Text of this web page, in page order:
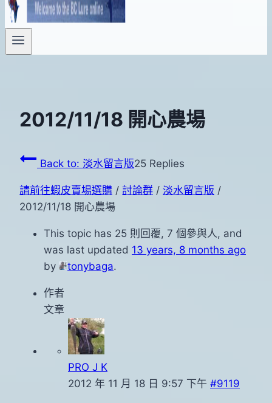
2012/11/18 開心農場
Back to: 淡水留言版25 Replies
請前往蝦皮賣場選購 / 討論群 / 淡水留言版 /
2012/11/18 開心農場
This topic has 25 則回覆, 7 個參與人, and
was last updated 13 years, 8 months ago
by
tonybaga.
作者
文章
PRO J K
2012 年 11 月 18 日 9:57 下午 #9119